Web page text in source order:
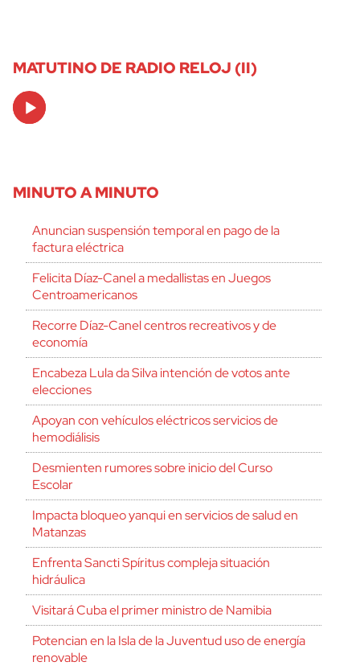
MATUTINO DE RADIO RELOJ (II)
Audio
Player
MINUTO A MINUTO
Anuncian suspensión temporal en pago de la
factura eléctrica
Felicita Díaz-Canel a medallistas en Juegos
Centroamericanos
Recorre Díaz-Canel centros recreativos y de
economía
Encabeza Lula da Silva intención de votos ante
elecciones
Apoyan con vehículos eléctricos servicios de
hemodiálisis
Desmienten rumores sobre inicio del Curso
Escolar
Impacta bloqueo yanqui en servicios de salud en
Matanzas
Enfrenta Sancti Spíritus compleja situación
hidráulica
Visitará Cuba el primer ministro de Namibia
Potencian en la Isla de la Juventud uso de energía
renovable